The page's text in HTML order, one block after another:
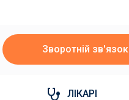
Зворотній зв'язок
ЛІКАРІ